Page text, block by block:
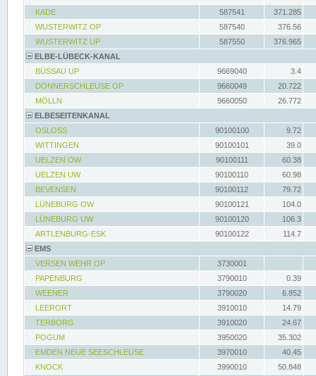
KADE
587541
371.285
WUSTERWITZ OP
587540
376.56
WUSTERWITZ UP
587550
376.965
ELBE-LÜBECK-KANAL
BÜSSAU UP
9669040
3.4
DONNERSCHLEUSE OP
9660049
20.722
MÖLLN
9660050
26.772
ELBESEITENKANAL
OSLOSS
90100100
9.72
WITTINGEN
90100101
39.0
UELZEN OW
90100111
60.38
UELZEN UW
90100110
60.98
BEVENSEN
90100112
79.72
LÜNEBURG OW
90100121
104.0
LÜNEBURG UW
90100120
106.3
ARTLENBURG-ESK
90100122
114.7
EMS
VERSEN WEHR OP
3730001
PAPENBURG
3790010
0.39
WEENER
3790020
6.852
LEERORT
3910010
14.79
TERBORG
3910020
24.67
POGUM
3950020
35.302
EMDEN NEUE SEESCHLEUSE
3970010
40.45
KNOCK
3990010
50.848